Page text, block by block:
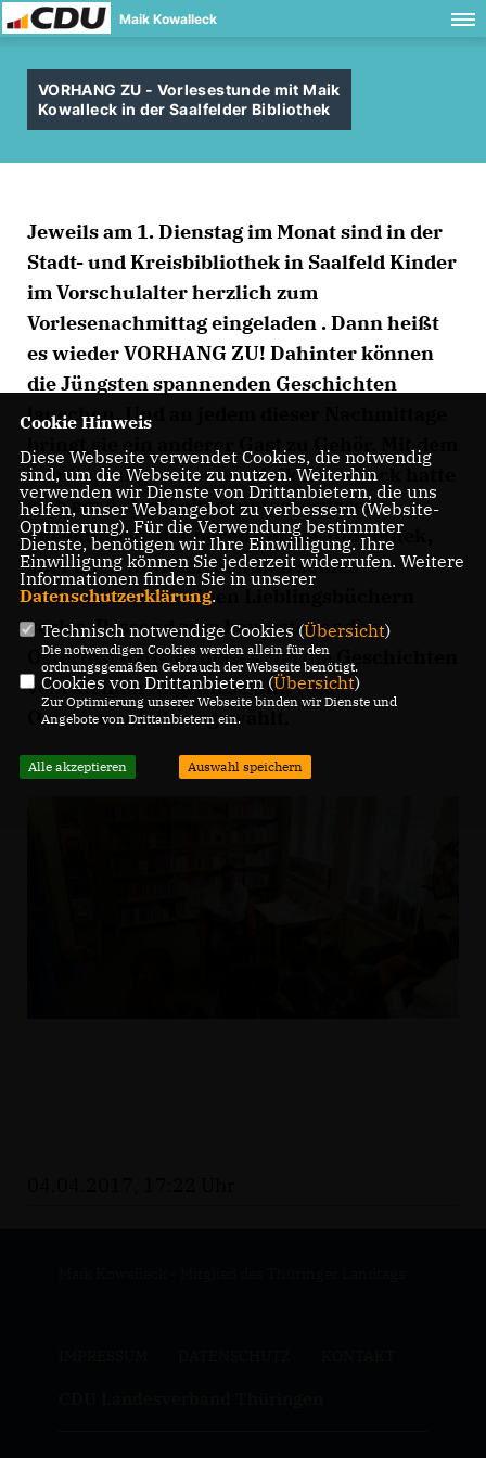
Maik Kowalleck
VORHANG ZU - Vorlesestunde mit Maik
Kowalleck in der Saalfelder Bibliothek
Jeweils am 1. Dienstag im Monat sind in der
Stadt- und Kreisbibliothek in Saalfeld Kinder
im Vorschulalter herzlich zum
Vorlesenachmittag eingeladen . Dann heißt
es wieder VORHANG ZU! Dahinter können
die Jüngsten spannenden Geschichten
lauschen. Und an jedem dieser Nachmittage
bringt sie ein anderer Gast zu Gehör. Mit dem
Landtagsabgeordneten Maik Kowalleck hatte
sich am 4. April ein geübter Vorleser
angekündigt, der bereits in der Bibliothek,
aber auch in vielen Schulen seines
Wahlreises aus seinen Lieblingsbüchern
vorlas.Passend zum bevorstehenden
Osterfest hatte er dieses Mal die Geschichten
vom kleinen Angsthase und vom
Osterhasenfell ausgewählt.
Cookie Hinweis
Diese Webseite verwendet Cookies, die notwendig
sind, um die Webseite zu nutzen. Weiterhin
verwenden wir Dienste von Drittanbietern, die uns
helfen, unser Webangebot zu verbessern (Website-
Optmierung). Für die Verwendung bestimmter
Dienste, benötigen wir Ihre Einwilligung. Ihre
Einwilligung können Sie jederzeit widerrufen. Weitere
Informationen finden Sie in unserer
Datenschutzerklärung.
Technisch notwendige Cookies (Übersicht)
Die notwendigen Cookies werden allein für den
ordnungsgemäßen Gebrauch der Webseite benötigt.
Cookies von Drittanbietern (Übersicht)
Zur Optimierung unserer Webseite binden wir Dienste und
Angebote von Drittanbietern ein.
Alle akzeptieren Auswahl speichern